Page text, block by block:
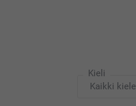
Kieli